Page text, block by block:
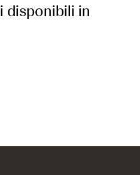
disponibili in